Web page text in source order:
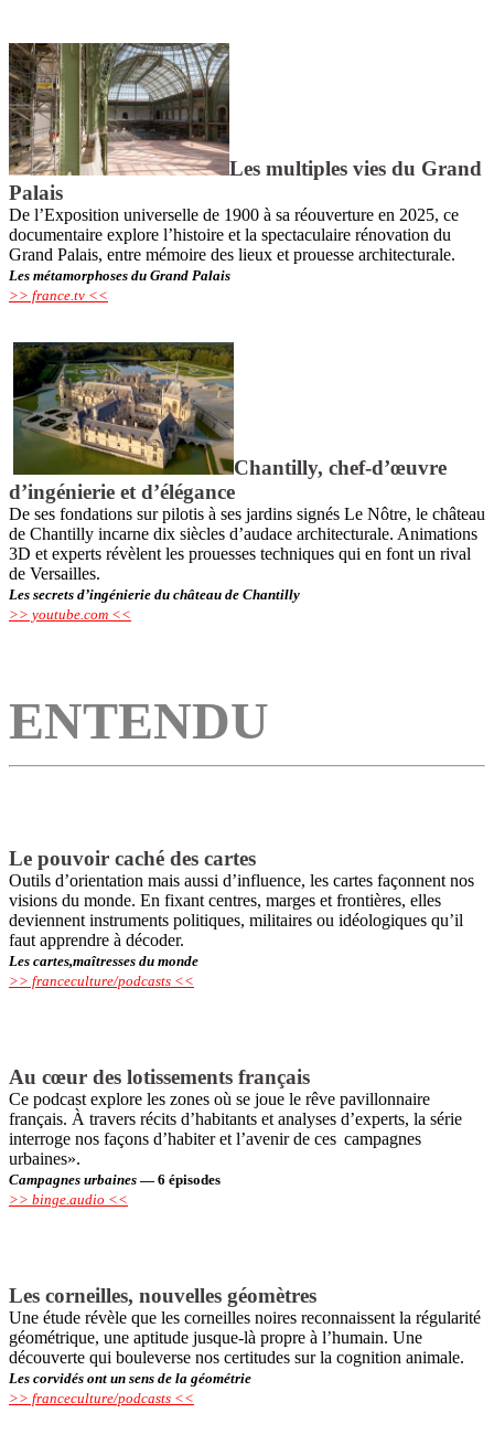
Les multiples vies du Grand
Palais
De l’Exposition universelle de 1900 à sa réouverture en 2025, ce
documentaire explore l’histoire et la spectaculaire rénovation du
Grand Palais, entre mémoire des lieux et prouesse architecturale.
Les métamorphoses du Grand Palais
>> france.tv <<
Chantilly, chef-d’œuvre
d’ingénierie et d’élégance
De ses fondations sur pilotis à ses jardins signés Le Nôtre, le château
de Chantilly incarne dix siècles d’audace architecturale. Animations
3D et experts révèlent les prouesses techniques qui en font un rival
de Versailles.
Les secrets d’ingénierie du château de Chantilly
>> youtube.com <<
ENTENDU
Le pouvoir caché des cartes
Outils d’orientation mais aussi d’influence, les cartes façonnent nos
visions du monde. En fixant centres, marges et frontières, elles
deviennent instruments politiques, militaires ou idéologiques qu’il
faut apprendre à décoder.
Les cartes,maîtresses du monde
>> franceculture/podcasts <<
Au cœur des lotissements français
Ce podcast explore les zones où se joue le rêve pavillonnaire
français. À travers récits d’habitants et analyses d’experts, la série
interroge nos façons d’habiter et l’avenir de ces campagnes
urbaines».
Campagnes urbaines — 6 épisodes
>> binge.audio <<
Les corneilles, nouvelles géomètres
Une étude révèle que les corneilles noires reconnaissent la régularité
géométrique, une aptitude jusque-là propre à l’humain. Une
découverte qui bouleverse nos certitudes sur la cognition animale.
Les corvidés ont un sens de la géométrie
>> franceculture/podcasts <<